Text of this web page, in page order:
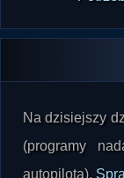
Na dzisiejszy
(programy
autopilota).
planowanych